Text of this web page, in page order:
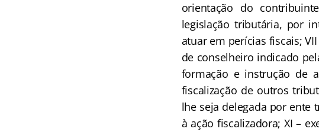
orientação do
legislação tributária, por
atuar em perícias fiscais;
de conselheiro indicado
formação e instrução de
fiscalização de outros
lhe seja delegada por ente
à ação fiscalizadora; XI –